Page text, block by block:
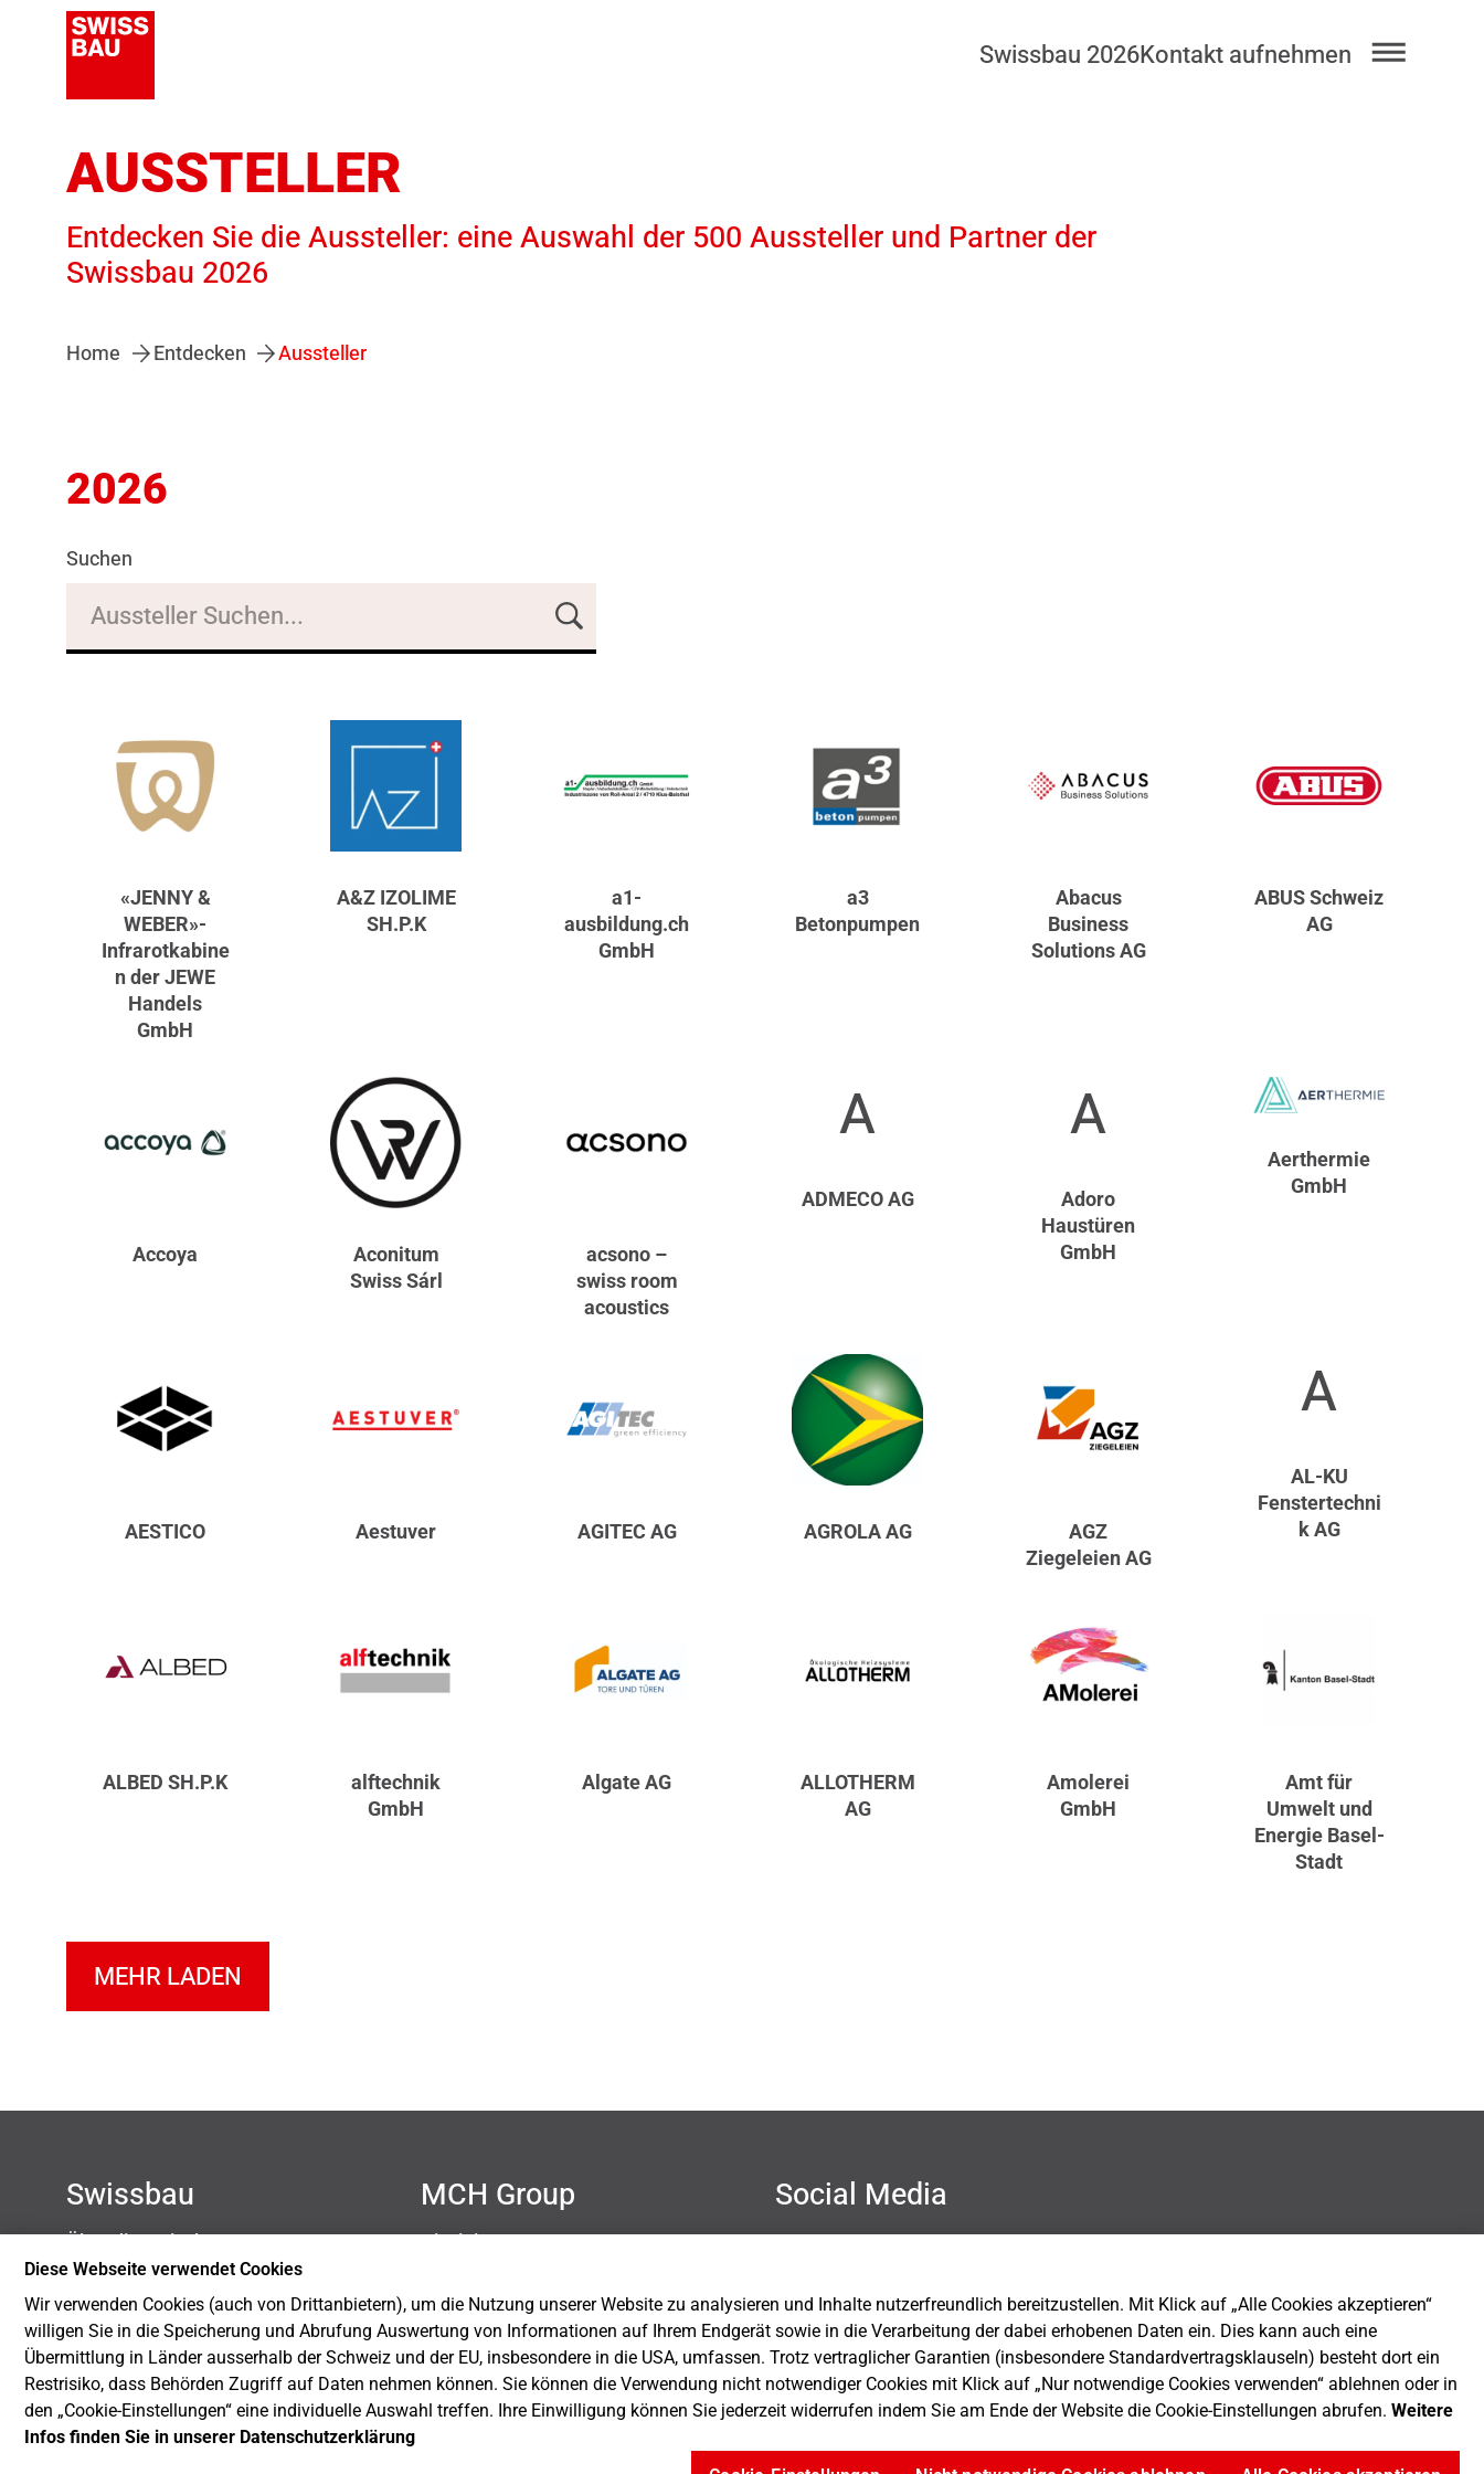
Swissbau 2026Kontakt aufnehmen
AUSSTELLER
Entdecken Sie die Aussteller: eine Auswahl der 500 Aussteller und Partner der
Swissbau 2026
Home Entdecken Aussteller
2026
Suchen
«JENNY &
WEBER»-
Infrarotkabine
n der JEWE
Handels
GmbH
A&Z IZOLIME
SH.P.K
a1-
ausbildung.ch
GmbH
a3
Betonpumpen
Abacus
Business
Solutions AG
ABUS Schweiz
AG
Accoya
Aconitum
Swiss Sárl
acsono –
swiss room
acoustics
A
ADMECO AG
A
Adoro
Haustüren
GmbH
Aerthermie
GmbH
AESTICO Aestuver AGITEC AG AGROLA AG
AGZ
Ziegeleien AG
A
AL-KU
Fenstertechni
k AG
ALBED SH.P.K
alftechnik
GmbH
Algate AG
ALLOTHERM
AG
Amolerei
GmbH
Amt für
Umwelt und
Energie Basel-
Stadt
MEHR LADEN
Swissbau
Kontakt
Newsletter
Blog
Nachhaltigkeit
MCH Group
Impressum
Cookie-Einstellungen
Social Media
Diese Webseite verwendet Cookies
Wir verwenden Cookies (auch von Drittanbietern), um die Nutzung unserer Website zu analysieren und Inhalte nutzerfreundlich bereitzustellen. Mit Klick auf „Alle Cookies akzeptieren“
willigen Sie in die Speicherung und Abrufung Auswertung von Informationen auf Ihrem Endgerät sowie in die Verarbeitung der dabei erhobenen Daten ein. Dies kann auch eine
Übermittlung in Länder ausserhalb der Schweiz und der EU, insbesondere in die USA, umfassen. Trotz vertraglicher Garantien (insbesondere Standardvertragsklauseln) besteht dort ein
Restrisiko, dass Behörden Zugriff auf Daten nehmen können. Sie können die Verwendung nicht notwendiger Cookies mit Klick auf „Nur notwendige Cookies verwenden“ ablehnen oder in
den „Cookie-Einstellungen“ eine individuelle Auswahl treffen. Ihre Einwilligung können Sie jederzeit widerrufen indem Sie am Ende der Website die Cookie-Einstellungen abrufen.Weitere
Infos finden Sie in unserer Datenschutzerklärung